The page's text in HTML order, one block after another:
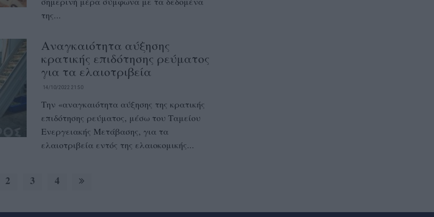
της...
Αναγκαιότητα αύξησης
κρατικής επιδότησης ρεύματος
για τα ελαιοτριβεία
14/10/2022 21:50
Την «αναγκαιότητα αύξησης της κρατικής
επιδότησης ρεύματος, μέσω του Ταμείου
Ενεργειακής Μετάβασης, για τα
ελαιοτριβεία εντός της ελαιοκομικής...
2 3 4